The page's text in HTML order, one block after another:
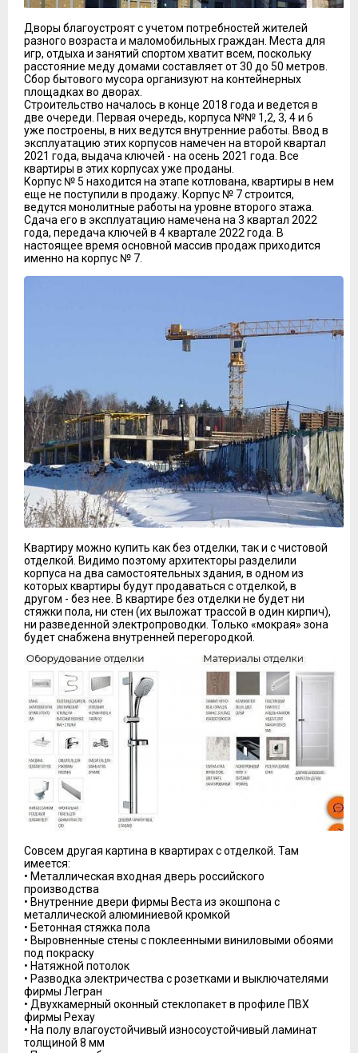
Дворы благоустроят с учетом потребностей жителей
разного возраста и маломобильных граждан. Места для
игр, отдыха и занятий спортом хватит всем, поскольку
расстояние меду домами составляет от 30 до 50 метров.
Сбор бытового мусора организуют на контейнерных
площадках во дворах.
Строительство началось в конце 2018 года и ведется в
две очереди. Первая очередь, корпуса №№ 1,2, 3, 4 и 6
уже построены, в них ведутся внутренние работы. Ввод в
эксплуатацию этих корпусов намечен на второй квартал
2021 года, выдача ключей - на осень 2021 года. Все
квартиры в этих корпусах уже проданы.
Корпус № 5 находится на этапе котлована, квартиры в нем
еще не поступили в продажу. Корпус № 7 строится,
ведутся монолитные работы на уровне второго этажа.
Сдача его в эксплуатацию намечена на 3 квартал 2022
года, передача ключей в 4 квартале 2022 года. В
настоящее время основной массив продаж приходится
именно на корпус № 7.
Квартиру можно купить как без отделки, так и с чистовой
отделкой. Видимо поэтому архитекторы разделили
корпуса на два самостоятельных здания, в одном из
которых квартиры будут продаваться с отделкой, в
другом - без нее. В квартире без отделки не будет ни
стяжки пола, ни стен (их выложат трассой в один кирпич),
ни разведенной электропроводки. Только «мокрая» зона
будет снабжена внутренней перегородкой.
Совсем другая картина в квартирах с отделкой. Там
имеется:
• Металлическая входная дверь российского
производства
• Внутренние двери фирмы Веста из экошпона с
металлической алюминиевой кромкой
• Бетонная стяжка пола
• Выровненные стены с поклеенными виниловыми обоями
под покраску
• Натяжной потолок
• Разводка электричества с розетками и выключателями
фирмы Легран
• Двухкамерный оконный стеклопакет в профиле ПВХ
фирмы Рехау
• На полу влагоустойчивый износоустойчивый ламинат
толщиной 8 мм